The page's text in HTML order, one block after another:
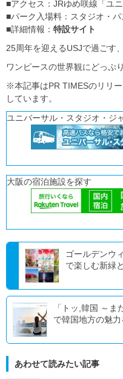
■アクセス：JRゆめ咲線「ユ
■パーク入場料：スタジオ・
■詳細情報： 特設サイト
25周年を迎えるUSJで過ごす
ワンピースの世界観にどっぷ
※本記事はPR TIMESのリリ
しています。
ユニバーサル・スタジオ・ジ
大阪の宿泊施設を探す
ゴールデンウ
で楽しむ新緑
「トッ,韓国 ～
で韓国地方の魅
あわせて読みたい記事